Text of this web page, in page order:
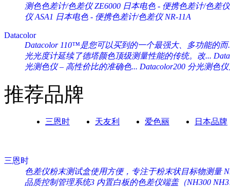
测色色差计/色差仪 ZE6000 日本电色 - 便携色差计/色差
仪 ASA1 日本电色 - 便携色差计/色差仪 NR-11A
Datacolor
Datacolor 110™是您可以买到的一个最强大、多功能的而
光光度计延续了德塔颜色顶级测量性能的传统。改...
光测色仪 – 高性价比的准确色... Datacolor200 分光测色
推荐品牌
三恩时 天友利 爱色丽 日本品牌
三恩时
色差仪粉末测试盒使用方便，专注于粉末状目标物测量
品质控制管理系统3 内置白板的色差仪端盖（NH300